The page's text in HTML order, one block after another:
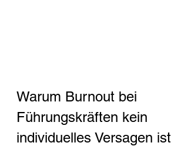
Warum Burnout bei
Führungskräften kein
individuelles Versagen ist